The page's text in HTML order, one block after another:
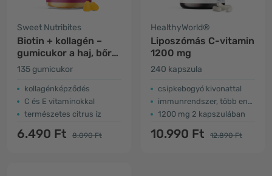
Sweet Nutribites
Biotin + kollagén –
gumicukor a haj, bőr
és körmök számára
135 gumicukor
kollagénképződés
C és E vitaminokkal
természetes citrus íz
6.490 Ft 8.090 Ft
HealthyWorld®
Liposzómás C-vitamin
1200 mg
240 kapszula
csipkebogyó kivonattal
immunrendszer, több energia
1200 mg 2 kapszulában
10.990 Ft 12.890 Ft